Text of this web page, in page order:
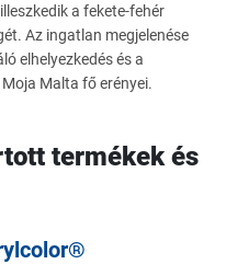
a fekete-fehér
Az ingatlan megjelenése
elhelyezkedés és a
Malta fő erényei.
termékek és